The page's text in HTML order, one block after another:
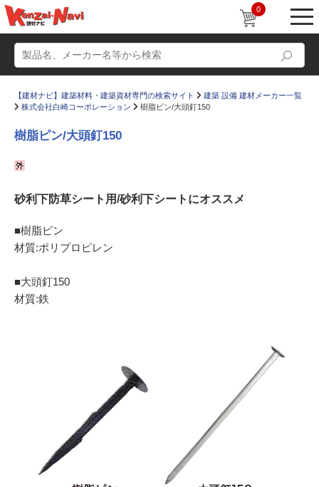
0
かたなび コラム
すまいリング
Q＆A
お気に入り
【建材ナビ】建築材料・建築資材専門の検索サイト
建築 設備 建材メーカー一覧
株式会社白崎コーポレーション
樹脂ピン/大頭釘150
樹脂ピン/大頭釘150
砂利下防草シート用/砂利下シートにオススメ
■樹脂ピン
材質:ポリプロピレン
■大頭釘150
材質:鉄